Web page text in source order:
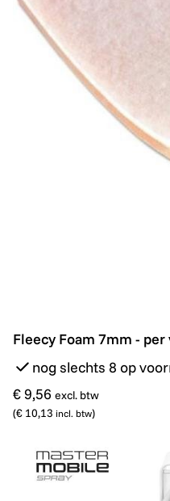
Fleecy Foam 7mm - per
Fleecy Foam 7mm - per
nog slechts 8 op
€ 9,56 excl. btw
(€ 10,13 incl. btw)